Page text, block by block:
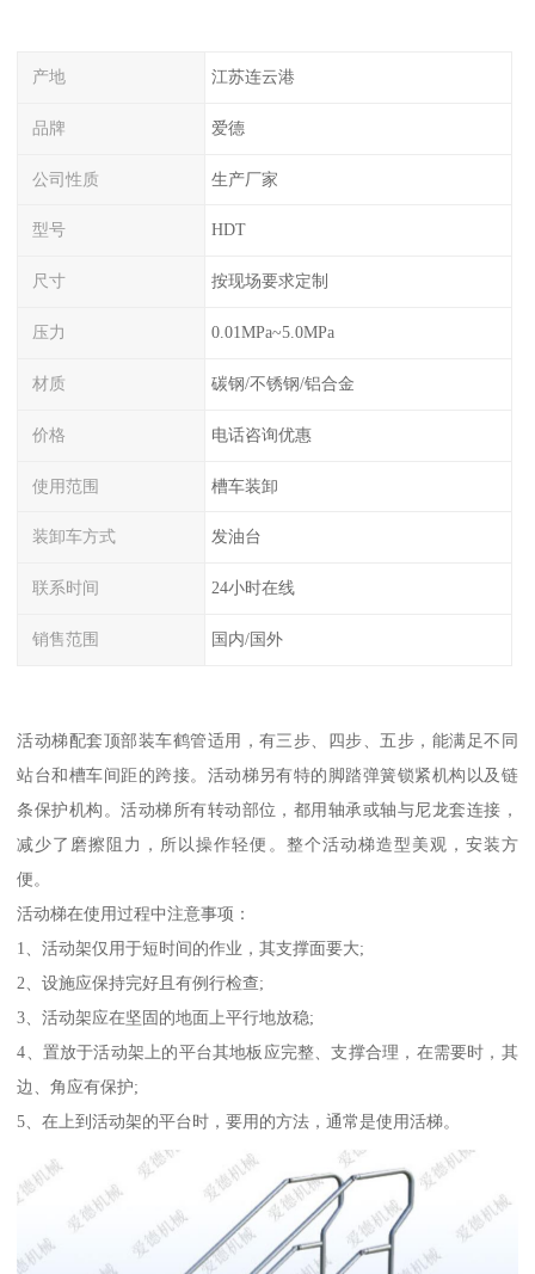
产地 江苏连云港
品牌 爱德
公司性质 生产厂家
型号 HDT
尺寸 按现场要求定制
压力 0.01MPa~5.0MPa
材质 碳钢/不锈钢/铝合金
价格 电话咨询优惠
使用范围 槽车装卸
装卸车方式 发油台
联系时间 24小时在线
销售范围 国内/国外
活动梯配套顶部装车鹤管适用，有三步、四步、五步，能满足不同
站台和槽车间距的跨接。活动梯另有特的脚踏弹簧锁紧机构以及链
条保护机构。活动梯所有转动部位，都用轴承或轴与尼龙套连接，
减少了磨擦阻力，所以操作轻便。整个活动梯造型美观，安装方
便。
活动梯在使用过程中注意事项：
1、活动架仅用于短时间的作业，其支撑面要大;
2、设施应保持完好且有例行检查;
3、活动架应在坚固的地面上平行地放稳;
4、置放于活动架上的平台其地板应完整、支撑合理，在需要时，其
边、角应有保护;
5、在上到活动架的平台时，要用的方法，通常是使用活梯。